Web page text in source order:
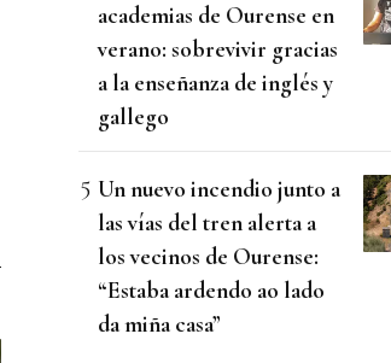
academias de Ourense en
verano: sobrevivir gracias
a la enseñanza de inglés y
gallego
Un nuevo incendio junto a
las vías del tren alerta a
los vecinos de Ourense:
“Estaba ardendo ao lado
da miña casa”